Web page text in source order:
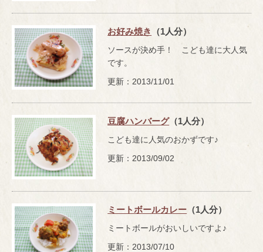
お好み焼き （1人分）
ソースが決め手！ こども達に大人気
です。
更新：2013/11/01
豆腐ハンバーグ（1人分）
こども達に人気のおかずです♪
更新：2013/09/02
ミートボールカレー （1人分）
ミートボールがおいしいですよ♪
更新：2013/07/10